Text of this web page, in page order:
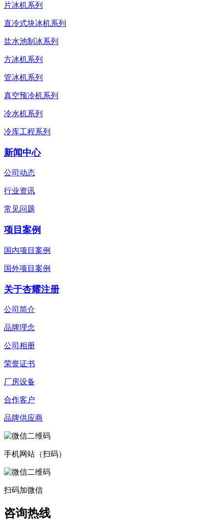
片冰机系列
直冷式块冰机系列
盐水池制冰系列
方冰机系列
管冰机系列
真空预冷机系列
冷水机系列
冷库工程系列
新闻中心
公司动态
行业资讯
常见问题
项目案例
国内项目案例
国外项目案例
关于杏耀注册
公司简介
品牌理念
公司相册
荣誉证书
厂房设备
合作客户
品牌供应商
手机网站（扫码）
扫码加微信
咨询热线